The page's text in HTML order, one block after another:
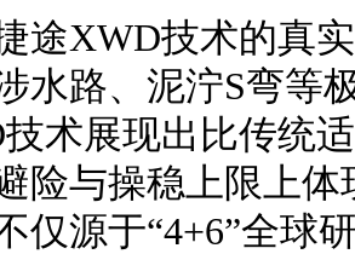
途XWD技术的真
水路、泥泞S弯等
术展现出比传统
险与操稳上限上
仅源于“4+6”全球